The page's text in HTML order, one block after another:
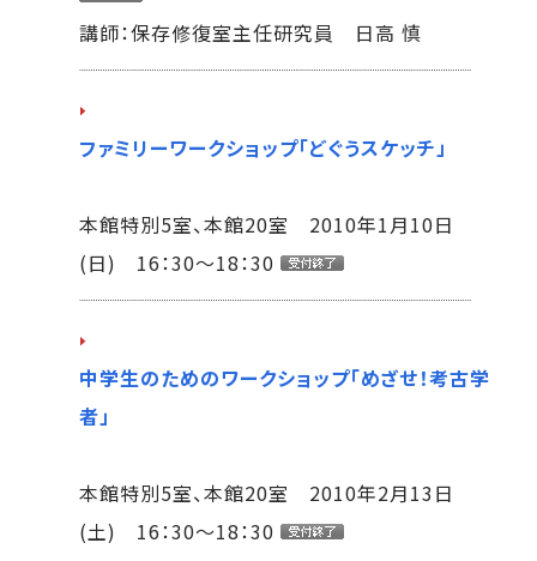
講師：保存修復室主任研究員 日高 慎
ファミリーワークショップ「どぐうスケッチ」
本館特別5室、本館20室 2010年1月10日
(日) 16：30～18：30
中学生のためのワークショップ「めざせ！考古学
者」
本館特別5室、本館20室 2010年2月13日
(土) 16：30～18：30